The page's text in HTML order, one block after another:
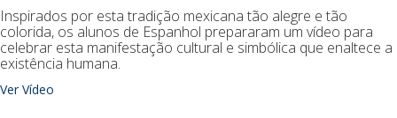
Inspirados por esta tradição mexicana tão alegre e tão
colorida, os alunos de Espanhol prepararam um vídeo para
celebrar esta manifestação cultural e simbólica que enaltece a
existência humana.
Ver Vídeo